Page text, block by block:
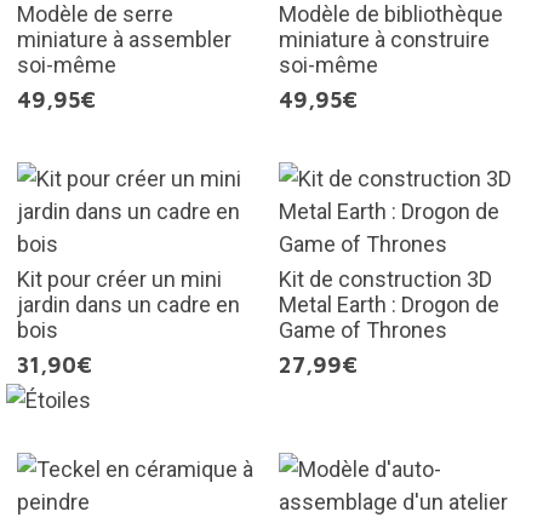
Modèle de serre
miniature à assembler
soi-même
49,95€
Modèle de bibliothèque
miniature à construire
soi-même
49,95€
Kit pour créer un mini
jardin dans un cadre en
bois
31,90€
Kit de construction 3D
Metal Earth : Drogon de
Game of Thrones
27,99€